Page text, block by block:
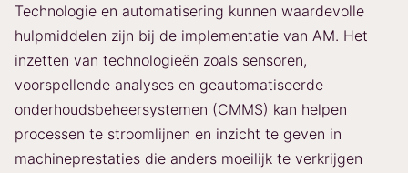
Technologie en automatisering kunnen waardevolle
hulpmiddelen zijn bij de implementatie van AM. Het
inzetten van technologieën zoals sensoren,
voorspellende analyses en geautomatiseerde
onderhoudsbeheersystemen (CMMS) kan helpen
processen te stroomlijnen en inzicht te geven in
machineprestaties die anders moeilijk te verkrijgen